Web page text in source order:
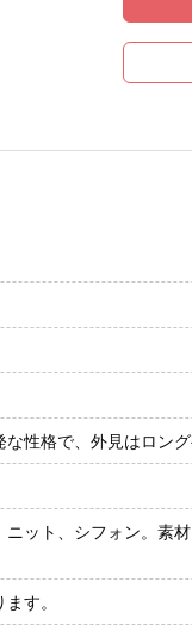
性格で、外見はロン
ット、シフォン。素
す。